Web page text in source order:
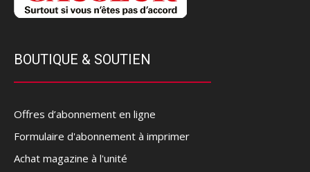
BOUTIQUE & SOUTIEN
Offres d’abonnement en ligne
Formulaire d'abonnement à imprimer
Achat magazine à l'unité